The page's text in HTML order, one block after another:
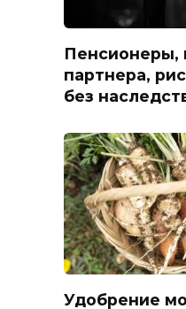
партнера,
без
Удобрение